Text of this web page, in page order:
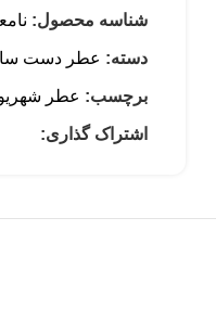
شناسه محصول:
دسته: عطر دست
برچسب: عطر
اشتراک گذاری: